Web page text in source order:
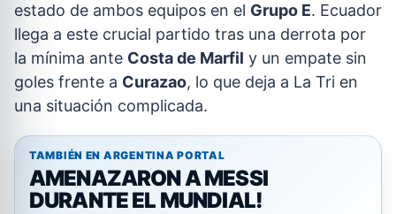
estado de ambos equipos en el Grupo E. Ecuador
llega a este crucial partido tras una derrota por
la mínima ante Costa de Marfil y un empate sin
goles frente a Curazao, lo que deja a La Tri en
una situación complicada.
TAMBIÉN EN ARGENTINA PORTAL
AMENAZARON A MESSI
DURANTE EL MUNDIAL!